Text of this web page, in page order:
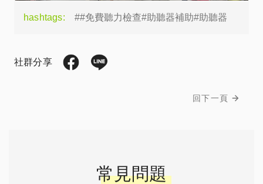
hashtags: ##免費聽力檢查#助聽器補助#助聽器
社群分享
回下一頁
常見問題